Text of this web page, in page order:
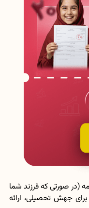
(در صورتی که فرزند شما
جهش تحصیلی، ارائه